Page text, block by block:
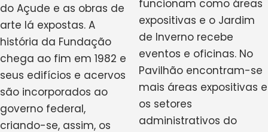
do Açude e as obras de
arte lá expostas. A
história da Fundação
chega ao fim em 1982 e
seus edifícios e acervos
são incorporados ao
governo federal,
criando-se, assim, os
funcionam como áreas
expositivas e o Jardim
de Inverno recebe
eventos e oficinas. No
Pavilhão encontram-se
mais áreas expositivas e
os setores
administrativos do